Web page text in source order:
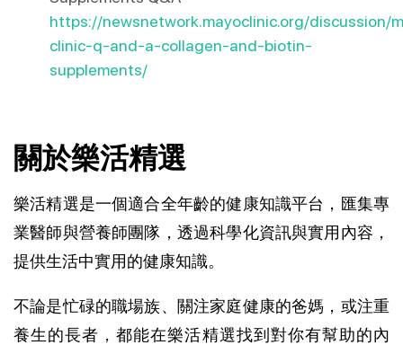
https://newsnetwork.mayoclinic.org/discussion/
clinic-q-and-a-collagen-and-biotin-
supplements/
關於樂活精選
樂活精選是一個適合全年齡的健康知識平台，匯集專
業醫師與營養師團隊，透過科學化資訊與實用內容，
提供生活中實用的健康知識。
不論是忙碌的職場族、關注家庭健康的爸媽，或注重
養生的長者，都能在樂活精選找到對你有幫助的內